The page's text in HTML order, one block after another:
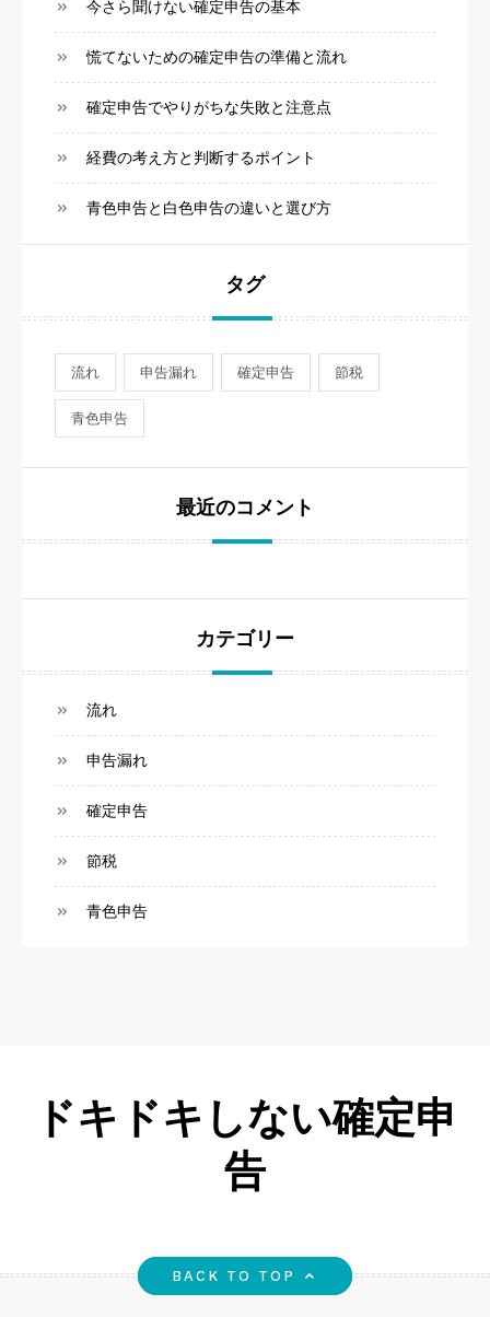
今さら聞けない確定申告の基本
慌てないための確定申告の準備と流れ
確定申告でやりがちな失敗と注意点
経費の考え方と判断するポイント
青色申告と白色申告の違いと選び方
タグ
流れ 申告漏れ 確定申告 節税
青色申告
最近のコメント
カテゴリー
流れ
申告漏れ
確定申告
節税
青色申告
ドキドキしない確定申
告
BACK TO TOP